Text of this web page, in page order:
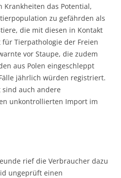
Krankheiten das Potential,
zu gefährden als
die mit diesen in Kontakt
Tierpathologie der Freien
vor Staupe, die zudem
aus Polen eingeschleppt
jährlich würden registriert.
auch andere
unkontrollierten Import im
rief die Verbraucher dazu
ungeprüft einen